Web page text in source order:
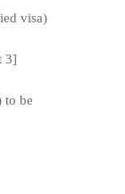
visa)
3]
to be